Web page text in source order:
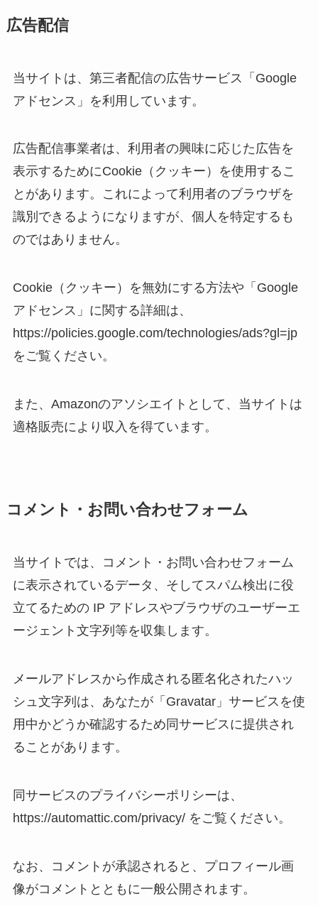
広告配信
当サイトは、第三者配信の広告サービス「Google
アドセンス」を利用しています。
広告配信事業者は、利用者の興味に応じた広告を
表示するためにCookie（クッキー）を使用するこ
とがあります。これによって利用者のブラウザを
識別できるようになりますが、個人を特定するも
のではありません。
Cookie（クッキー）を無効にする方法や「Google
アドセンス」に関する詳細は、
https://policies.google.com/technologies/ads?gl=jp
をご覧ください。
また、Amazonのアソシエイトとして、当サイトは
適格販売により収入を得ています。
コメント・お問い合わせフォーム
当サイトでは、コメント・お問い合わせフォーム
に表示されているデータ、そしてスパム検出に役
立てるための IP アドレスやブラウザのユーザーエ
ージェント文字列等を収集します。
メールアドレスから作成される匿名化されたハッ
シュ文字列は、あなたが「Gravatar」サービスを使
用中かどうか確認するため同サービスに提供され
ることがあります。
同サービスのプライバシーポリシーは、
https://automattic.com/privacy/ をご覧ください。
なお、コメントが承認されると、プロフィール画
像がコメントとともに一般公開されます。